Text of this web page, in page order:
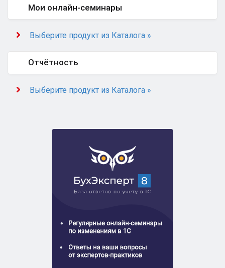
Мои онлайн-семинары
Выберите продукт из Каталога »
Отчётность
Выберите продукт из Каталога »